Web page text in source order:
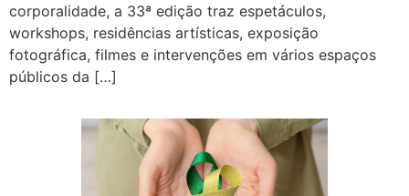
corporalidade, a 33ª edição traz espetáculos,
workshops, residências artísticas, exposição
fotográfica, filmes e intervenções em vários espaços
públicos da […]